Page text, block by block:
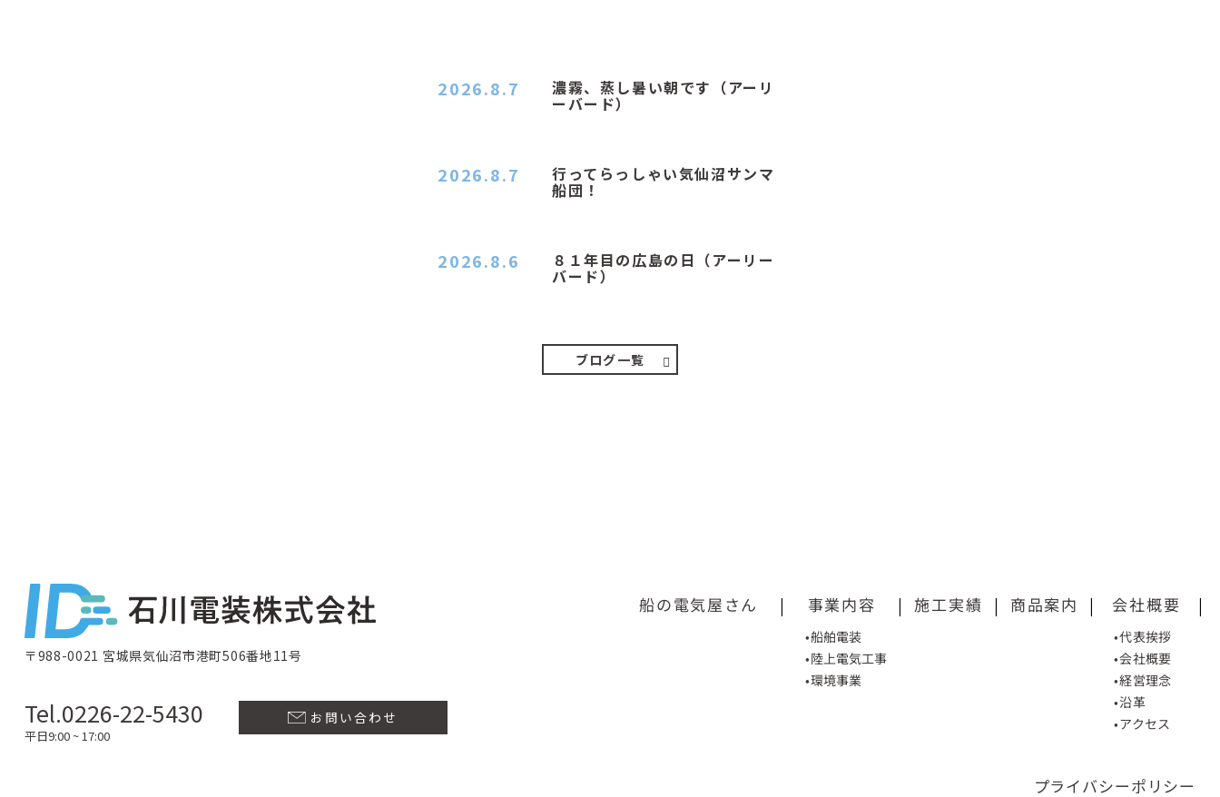
濃霧、蒸し暑い朝です（アーリ
ーバード）
2026.8.7
行ってらっしゃい気仙沼サンマ
船団！
2026.8.7
８１年目の広島の日（アーリー
バード）
2026.8.6
ブログ一覧
〒988-0021 宮城県気仙沼市港町506番地11号
Tel.0226-22-5430
平日9:00 ~ 17:00
お問い合わせ
船の電気屋さん | 事業内容
•船舶電装
•陸上電気工事
•環境事業
| 施工実績 | 商品案内 | 会社概要
•代表挨拶
•会社概要
•経営理念
•沿革
•アクセス
|
プライバシーポリシー